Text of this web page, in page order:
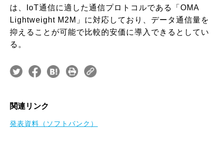
は、IoT通信に適した通信プロトコルである「OMA
Lightweight M2M」に対応しており、データ通信量を
抑えることが可能で比較的安価に導入できるとしてい
る。
関連リンク
発表資料（ソフトバンク）